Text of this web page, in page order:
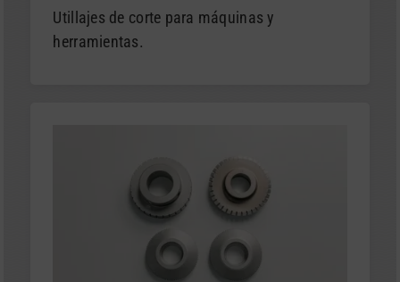
Utillajes de corte para máquinas y
herramientas.